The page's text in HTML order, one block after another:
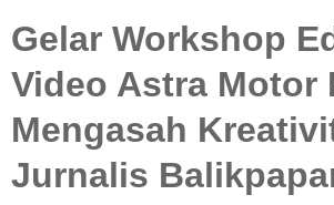
Gelar Workshop
Video Astra Motor
Mengasah
Jurnalis